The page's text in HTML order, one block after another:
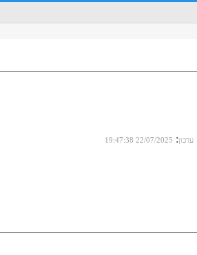
עדכון:
22/07/2025 19:47:38